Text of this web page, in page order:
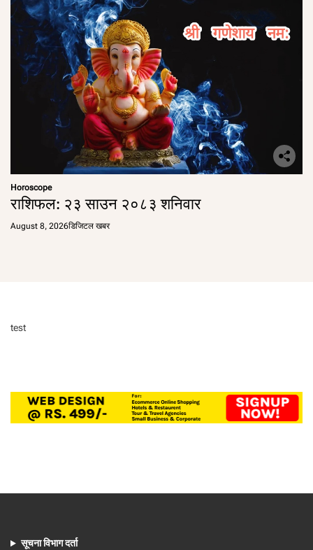
Horoscope
राशिफल: २३ साउन २०८३ शनिवार
August 8, 2026डिजिटल खबर
test
सूचना विभाग दर्ता